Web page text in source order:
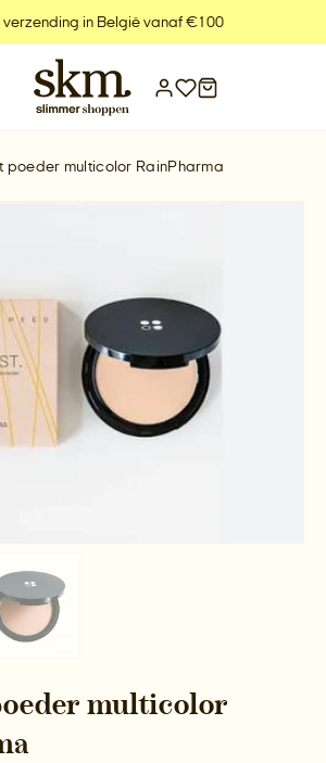
in België vanaf €100
poeder multicolor RainPharma
multicolor